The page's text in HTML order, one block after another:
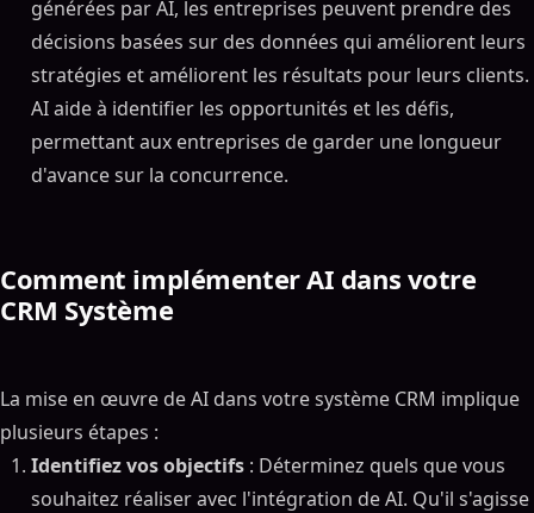
générées par AI, les entreprises peuvent prendre des
décisions basées sur des données qui améliorent leurs
stratégies et améliorent les résultats pour leurs clients.
AI aide à identifier les opportunités et les défis,
permettant aux entreprises de garder une longueur
d'avance sur la concurrence.
Comment implémenter AI dans votre
CRM Système
La mise en œuvre de AI dans votre système CRM implique
plusieurs étapes :
Identifiez vos objectifs : Déterminez quels que vous
souhaitez réaliser avec l'intégration de AI. Qu'il s'agisse